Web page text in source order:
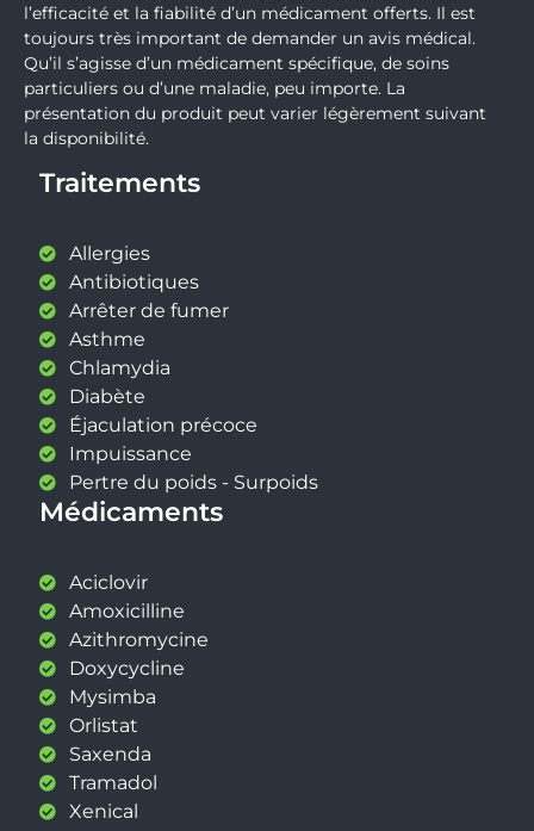
l’efficacité et la fiabilité d’un médicament offerts. Il est
toujours très important de demander un avis médical.
Qu’il s’agisse d’un médicament spécifique, de soins
particuliers ou d’une maladie, peu importe. La
présentation du produit peut varier légèrement suivant
la disponibilité.
Traitements
Allergies
Antibiotiques
Arrêter de fumer
Asthme
Chlamydia
Diabète
Éjaculation précoce
Impuissance
Pertre du poids - Surpoids
Médicaments
Aciclovir
Amoxicilline
Azithromycine
Doxycycline
Mysimba
Orlistat
Saxenda
Tramadol
Xenical